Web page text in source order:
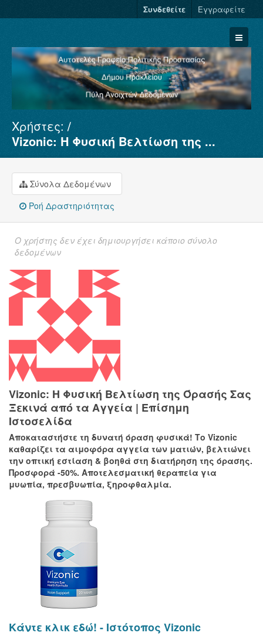
Συνδεθείτε Εγγραφείτε
Σύνολα Δεδομένων
Φορείς
Σχετικά
Χρήστες:
Vizonic: Η Φυσική Βελτίωση της ...
Σύνολα Δεδομένων
Ροή Δραστηριότητας
Ο χρήστης δεν έχει δημιουργήσει κάποιο σύνολο
δεδομένων
Vizonic: Η Φυσική Βελτίωση της Όρασής Σας
Ξεκινά από τα Αγγεία | Επίσημη
Ιστοσελίδα
Αποκαταστήστε τη δυνατή όραση φυσικά! Το Vizonic
καθαρίζει τα αιμοφόρα αγγεία των ματιών, βελτιώνει
την οπτική εστίαση & βοηθά στη διατήρηση της όρασης.
Προσφορά -50%. Αποτελεσματική θεραπεία για
μυωπία, πρεσβυωπία, ξηροφθαλμία.
Κάντε κλικ εδώ! - Ιστότοπος Vizonic